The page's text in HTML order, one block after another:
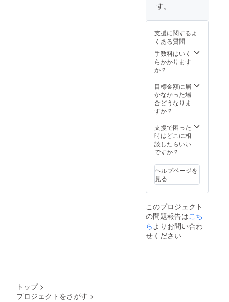
しなが
店での1
日の流
れを実
感して
す！ ※
日程
は、
林寛征
がご相
談させ
ていた
す。 ※
店舗ま
での交
通費は
さまの
ご負担
となり
ます。
※有効期
す。
支援に関するよ
くある質問
手数料はいく
らかかります
か？
目標金額に届
かなかった場
合どうなりま
すか？
支援で困った
時はどこに相
談したらいい
ですか？
ヘルプページを
見る
このプロジェクト
の問題報告はこち
らよりお問い合わ
せください
トップ >
プロジェクトをさがす >